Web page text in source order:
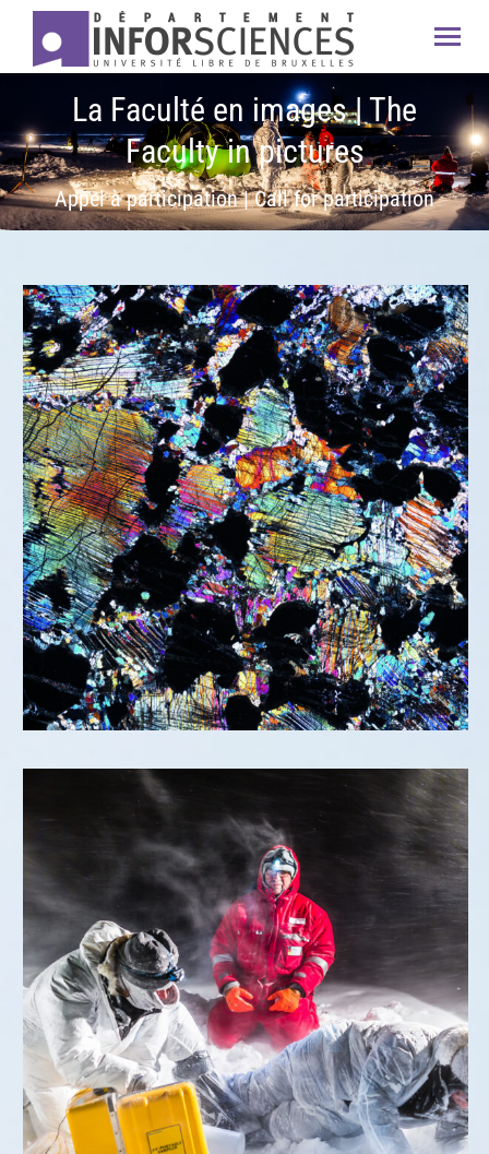
La Faculté en images | The
Faculty in pictures
Appel à participation | Call for participation